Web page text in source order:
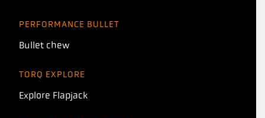
PERFORMANCE BULLET
Bullet chew
TORQ EXPLORE
Explore Flapjack